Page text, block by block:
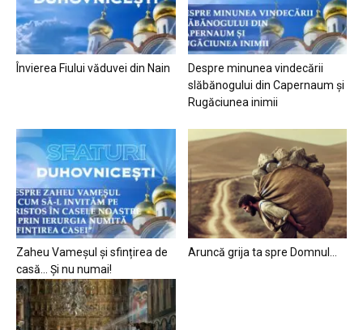
Învierea Fiului văduvei din Nain
Despre minunea vindecării
slăbănogului din Capernaum și
Rugăciunea inimii
Zaheu Vameșul și sfințirea de
casă… Și nu numai!
Aruncă grija ta spre Domnul…